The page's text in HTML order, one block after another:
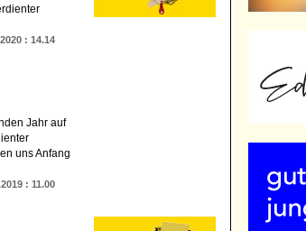
: 14.14
Jahr auf
uns Anfang
: 11.00